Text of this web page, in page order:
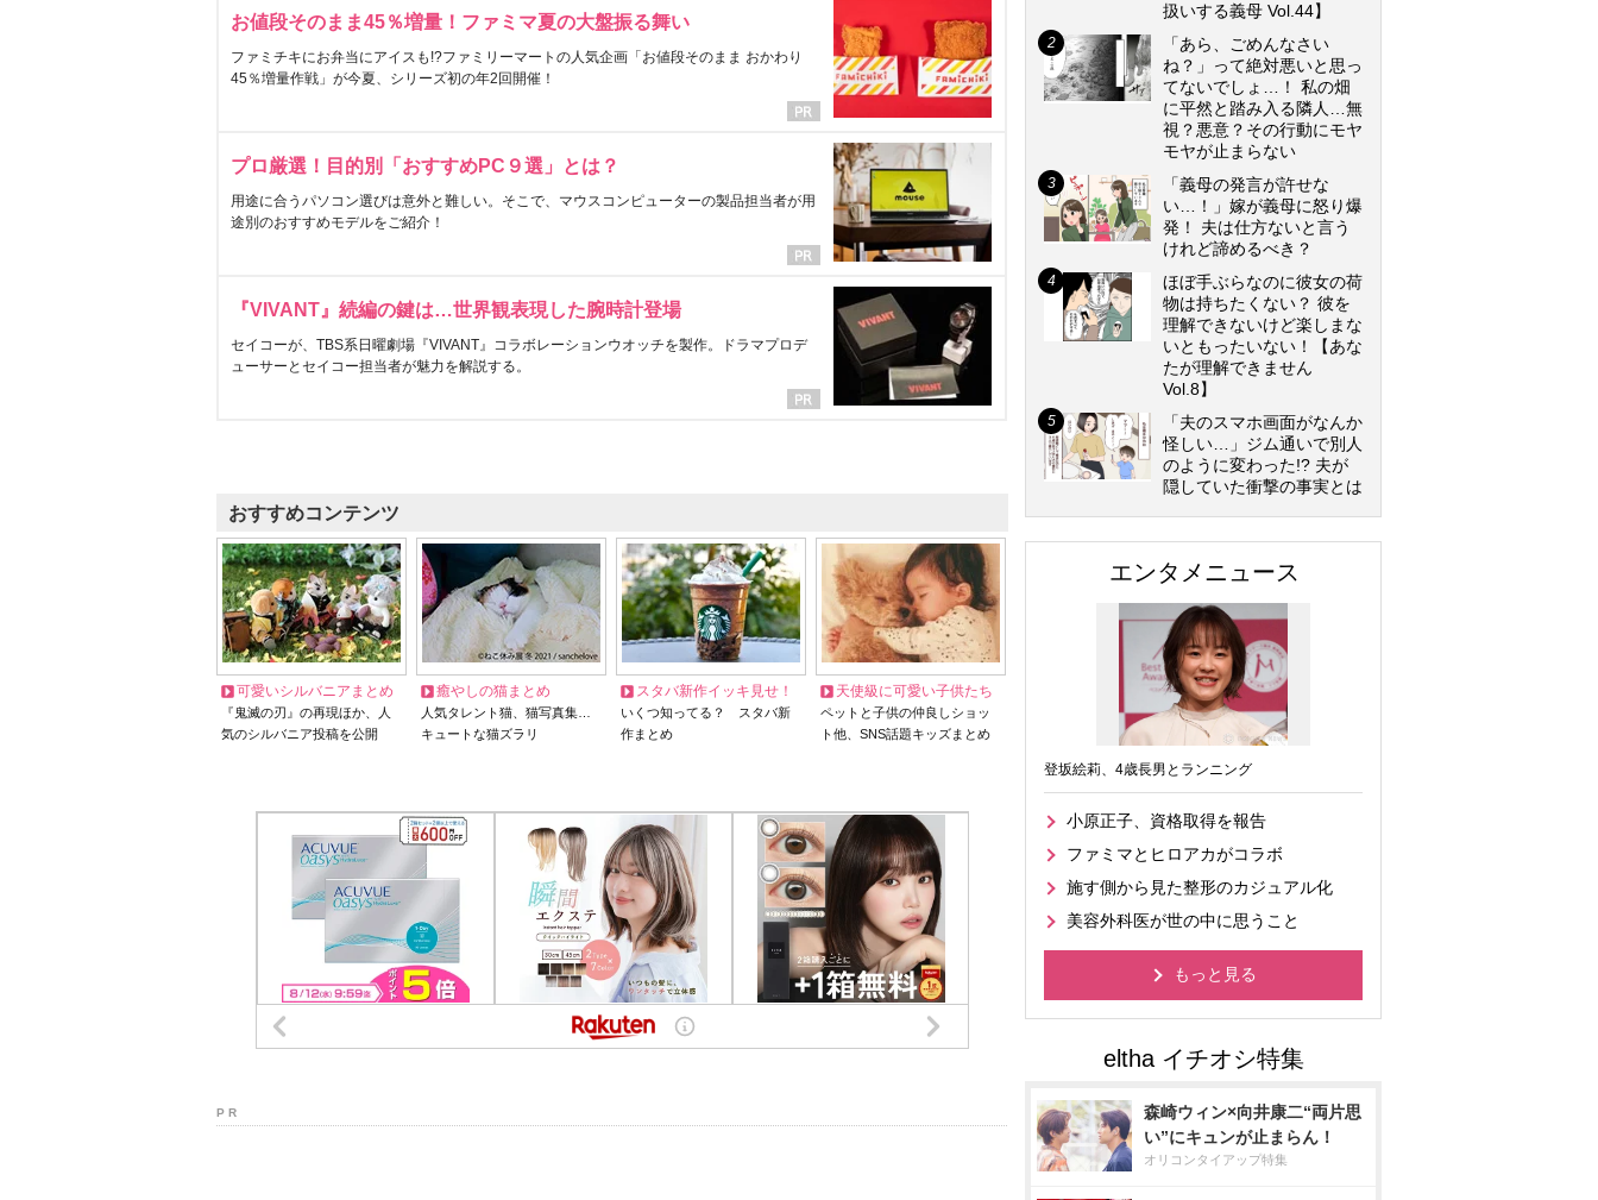
お値段そのまま45％増量！ファミマ夏の大盤振る舞い
ファミチキにお弁当にアイスも!?ファミリーマートの人気企画「お値段そのまま おかわり
45％増量作戦」が今夏、シリーズ初の年2回開催！
プロ厳選！目的別「おすすめPC９選」とは？
用途に合うパソコン選びは意外と難しい。そこで、マウスコンピューターの製品担当者が用
途別のおすすめモデルをご紹介！
『VIVANT』続編の鍵は…世界観表現した腕時計登場
セイコーが、TBS系日曜劇場『VIVANT』コラボレーションウオッチを製作。ドラマプロデ
ューサーとセイコー担当者が魅力を解説する。
おすすめコンテンツ
可愛いシルバニアまとめ
『鬼滅の刃』の再現ほか、人
気のシルバニア投稿を公開
癒やしの猫まとめ
人気タレント猫、猫写真集…
キュートな猫ズラリ
スタバ新作イッキ見せ！
いくつ知ってる？ スタバ新
作まとめ
天使級に可愛い子供たち
ペットと子供の仲良しショッ
ト他、SNS話題キッズまとめ
P R
扱いする義母 Vol.44】
「あら、ごめんなさい
ね？」って絶対悪いと思っ
てないでしょ…！ 私の畑
に平然と踏み入る隣人…無
視？悪意？その行動にモヤ
モヤが止まらない
「義母の発言が許せな
い…！」嫁が義母に怒り爆
発！ 夫は仕方ないと言う
けれど諦めるべき？
ほぼ手ぶらなのに彼女の荷
物は持ちたくない？ 彼を
理解できないけど楽しまな
いともったいない！【あな
たが理解できません
Vol.8】
「夫のスマホ画面がなんか
怪しい…」ジム通いで別人
のように変わった!? 夫が
隠していた衝撃の事実とは
エンタメニュース
登坂絵莉、4歳長男とランニング
小原正子、資格取得を報告
ファミマとヒロアカがコラボ
施す側から見た整形のカジュアル化
美容外科医が世の中に思うこと
もっと見る
森崎ウィン×向井康二“両片思
い”にキュンが止まらん！
オリコンタイアップ特集